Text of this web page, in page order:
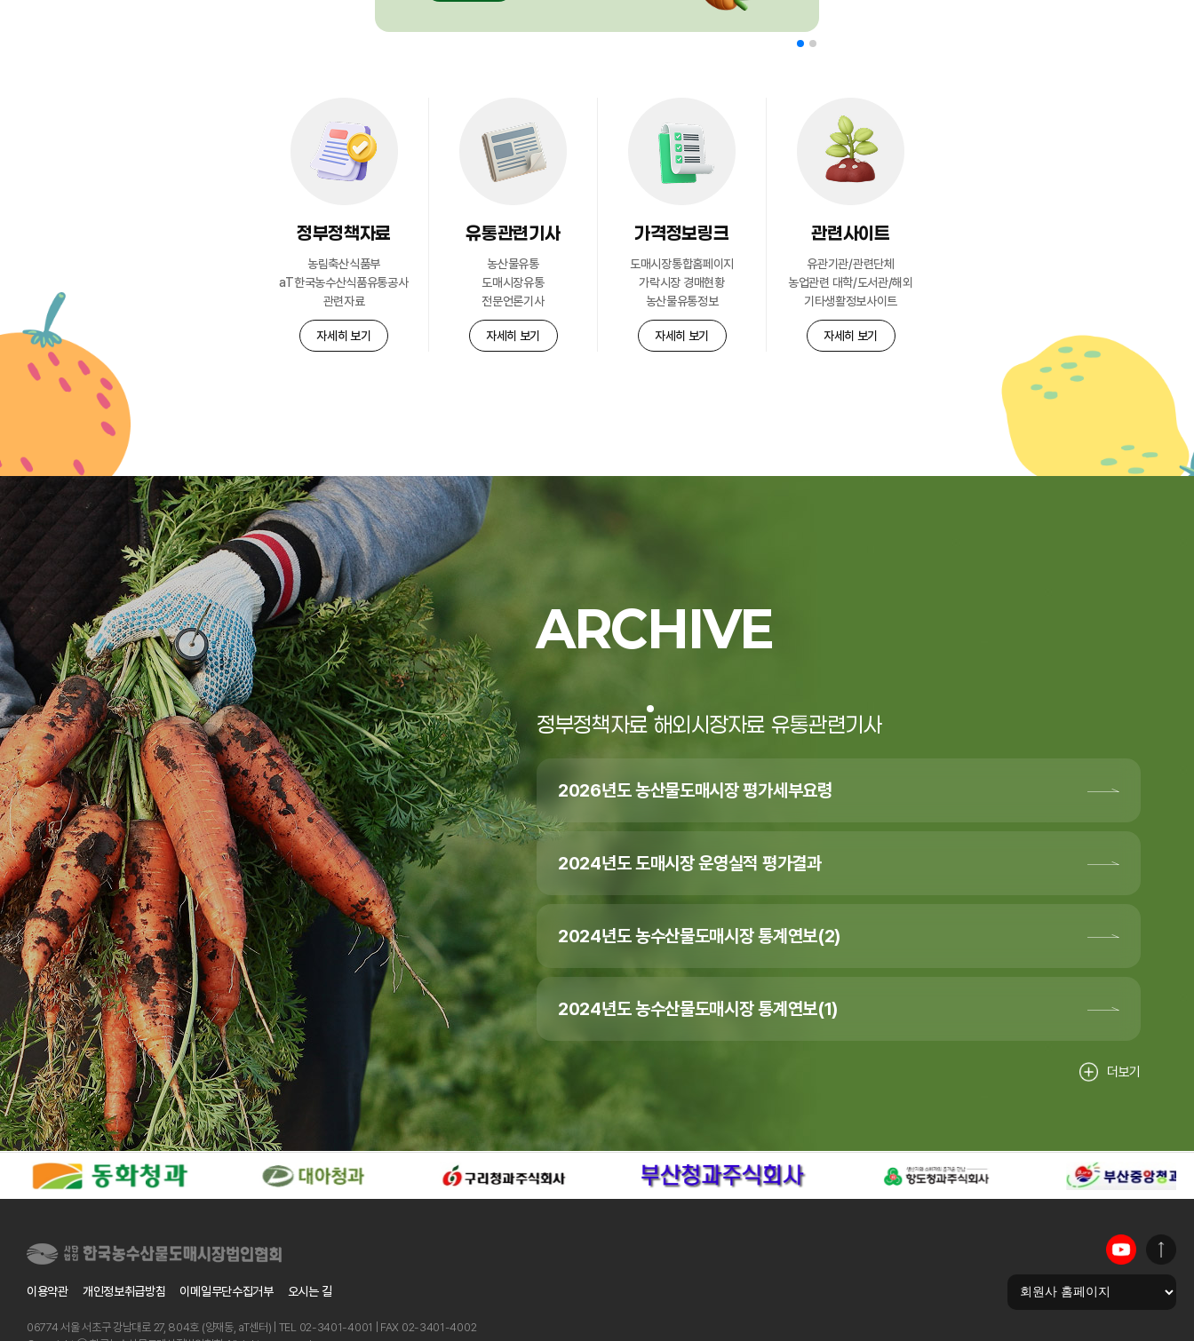
정부정책자료
농림축산식품부
aT한국농수산식품유통공사
관련자료
자세히 보기
유통관련기사
농산물유통
도매시장유통
전문언론기사
자세히 보기
가격정보링크
도매시장통합홈페이지
가락시장 경매현황
농산물유통정보
자세히 보기
관련사이트
유관기관/관련단체
농업관련 대학/도서관/해외
기타생활정보사이트
자세히 보기
ARCHIVE
정부정책자료 해외시장자료 유통관련기사
2026년도 농산물도매시장 평가세부요령
2024년도 도매시장 운영실적 평가결과
2024년도 농수산물도매시장 통계연보(2)
2024년도 농수산물도매시장 통계연보(1)
더보기
이용약관 개인정보취급방침 이메일무단수집거부 오시는 길
06774 서울 서초구 강남대로 27, 804호 (양재동, aT센터) | TEL 02-3401-4001 | FAX 02-3401-4002